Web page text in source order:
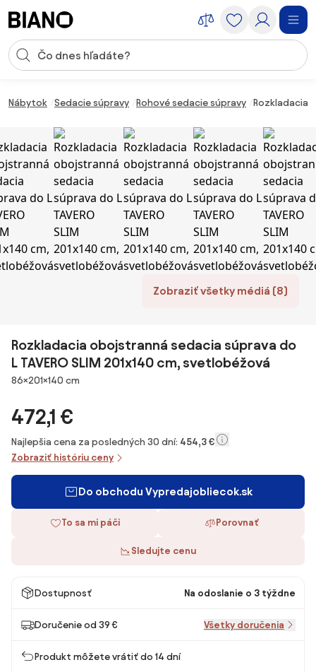
Vstup pre vyhľadávanie
Nábytok Sedacie súpravy Rohové sedacie súpravy Rozkladacia
Zobraziť všetky médiá (8)
Rozkladacia obojstranná sedacia súprava do
L TAVERO SLIM 201x140 cm, svetlobéžová
Rozmery
86×201×140 cm
472,1 €
Najlepšia cena za posledných 30 dní: 454,3 €
Zobraziť históriu ceny
Do obchodu Vypredajobliecok.sk
To sa mi páči Porovnať
Sledujte cenu
Dostupnosť Na odoslanie o 3 týždne
Doručenie od 39 € Všetky doručenia
Produkt môžete vrátiť do 14 dní